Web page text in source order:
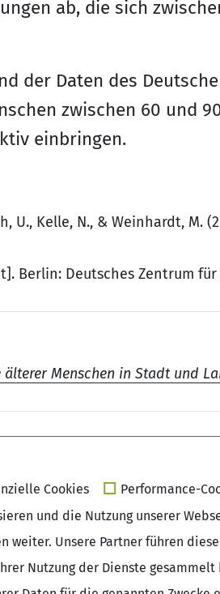
ab, die sich
der Daten des
zwischen 60 und
einbringen.
U., Kelle, N., & Weinhardt,
Berlin: Deutsches Zentrum
Menschen in Stadt und
Cookies Performance-
und die Nutzung unserer
weiter. Unsere Partner führen
Nutzung der Dienste